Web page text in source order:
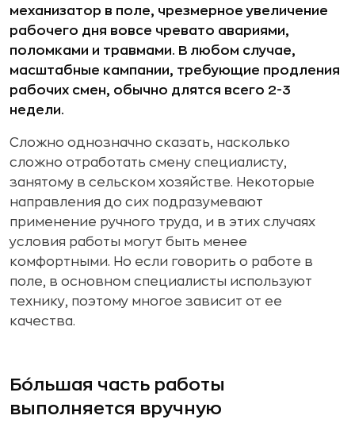
механизатор в поле, чрезмерное увеличение
рабочего дня вовсе чревато авариями,
поломками и травмами. В любом случае,
масштабные кампании, требующие продления
рабочих смен, обычно длятся всего 2-3
недели.
Сложно однозначно сказать, насколько
сложно отработать смену специалисту,
занятому в сельском хозяйстве. Некоторые
направления до сих подразумевают
применение ручного труда, и в этих случаях
условия работы могут быть менее
комфортными. Но если говорить о работе в
поле, в основном специалисты используют
технику, поэтому многое зависит от ее
качества.
Бо́льшая часть работы
выполняется вручную